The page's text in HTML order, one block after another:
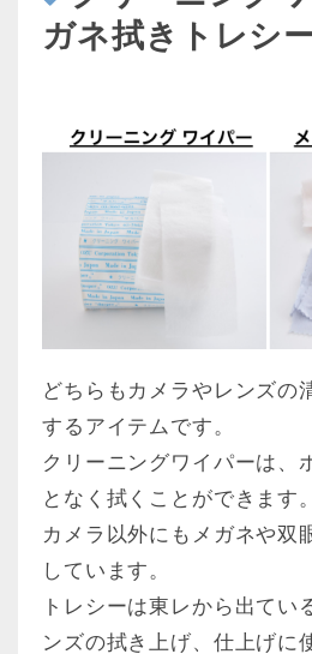
ガネ拭きトレシ
どちらもカメラやレンズの
するアイテムです。
クリーニングワイパーは、
となく拭くことができます。
カメラ以外にもメガネや双
しています。
トレシーは東レから出てい
ンズの拭き上げ、仕上げに